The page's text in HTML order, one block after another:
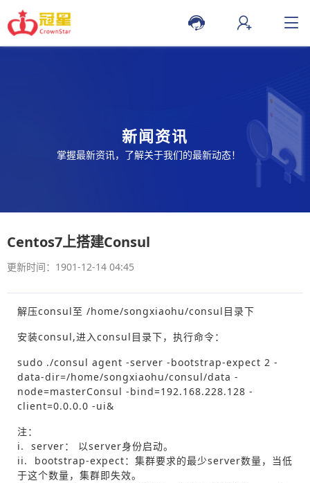
新闻资讯
掌握最新资讯，了解关于我们的最新动态！
Centos7上搭建Consul
更新时间：1901-12-14 04:45
解压consul至 /home/songxiaohu/consul目录下
安装consul,进入consul目录下，执行命令：
sudo ./consul agent -server -bootstrap-expect 2 -
data-dir=/home/songxiaohu/consul/data -
node=masterConsul -bind=192.168.228.128 -
client=0.0.0.0 -ui&
注：
i. server： 以server身份启动。
ii. bootstrap-expect：集群要求的最少server数量，当低
于这个数量，集群即失效。